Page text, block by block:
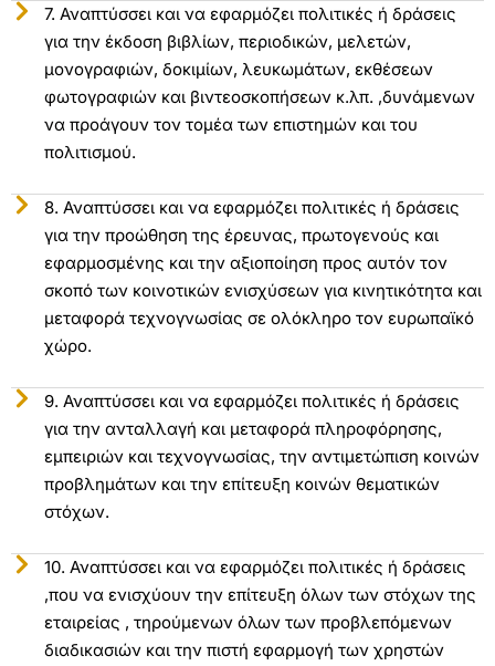
7. Αναπτύσσει και να εφαρμόζει πολιτικές ή δράσεις
για την έκδοση βιβλίων, περιοδικών, μελετών,
μονογραφιών, δοκιμίων, λευκωμάτων, εκθέσεων
φωτογραφιών και βιντεοσκοπήσεων κ.λπ. ,δυνάμενων
να προάγουν τον τομέα των επιστημών και του
πολιτισμού.
8. Αναπτύσσει και να εφαρμόζει πολιτικές ή δράσεις
για την προώθηση της έρευνας, πρωτογενούς και
εφαρμοσμένης και την αξιοποίηση προς αυτόν τον
σκοπό των κοινοτικών ενισχύσεων για κινητικότητα και
μεταφορά τεχνογνωσίας σε ολόκληρο τον ευρωπαϊκό
χώρο.
9. Αναπτύσσει και να εφαρμόζει πολιτικές ή δράσεις
για την ανταλλαγή και μεταφορά πληροφόρησης,
εμπειριών και τεχνογνωσίας, την αντιμετώπιση κοινών
προβλημάτων και την επίτευξη κοινών θεματικών
στόχων.
10. Αναπτύσσει και να εφαρμόζει πολιτικές ή δράσεις
,που να ενισχύουν την επίτευξη όλων των στόχων της
εταιρείας , τηρούμενων όλων των προβλεπόμενων
διαδικασιών και την πιστή εφαρμογή των χρηστών